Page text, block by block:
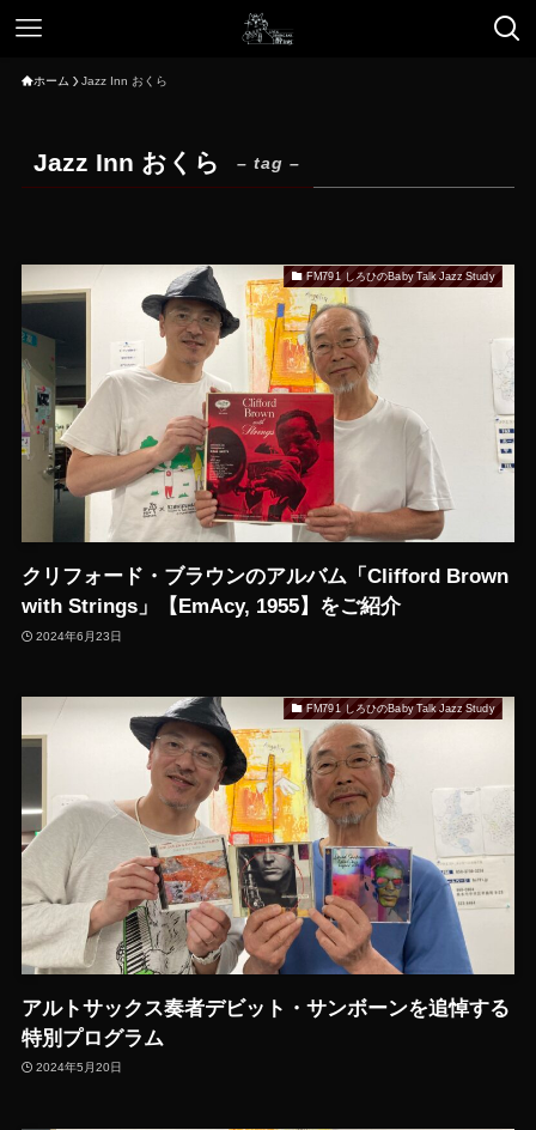
ホーム Jazz Inn おくら
Jazz Inn おくら – tag –
FM791 しろひのBaby Talk Jazz Study
クリフォード・ブラウンのアルバム「Clifford Brown
with Strings」【EmAcy, 1955】をご紹介
2024年6月23日
FM791 しろひのBaby Talk Jazz Study
アルトサックス奏者デビット・サンボーンを追悼する
特別プログラム
2024年5月20日